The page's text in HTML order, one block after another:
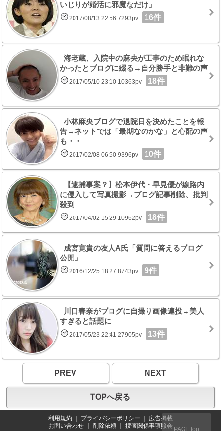
いじりが婚活に邪魔なだけ」
2017/08/13 22:56 7293pv 16件
海老蔵、入院中の麻央が工事のため眠れな
かったとブログに綴る→自分勝手と非難の声
2017/05/10 23:10 10363pv 18件
小林麻央ブログで退院日を決めたことを報
告→ネットでは「最期なのかな」と心配の声
も・・
2017/02/08 06:50 9396pv 10件
【逮捕事案？】松本伊代・早見優が線路内
に侵入して写真撮影→ブログ記事削除、批判
殺到
2017/04/02 15:29 10962pv 18件
成宮寛貴の友人A氏「質問に答えるブログ
公開」
2016/12/25 18:27 8743pv 9件
川口春奈がブログに自撮り画像連投→美人
すぎると話題に
2017/05/23 22:41 27905pv 13件
PREV NEXT
TOPへ戻る
利用規約 プライバシーポリシー
広告掲載
お問い合わせ
削除依頼 捜査関係事項照会 PAGE top